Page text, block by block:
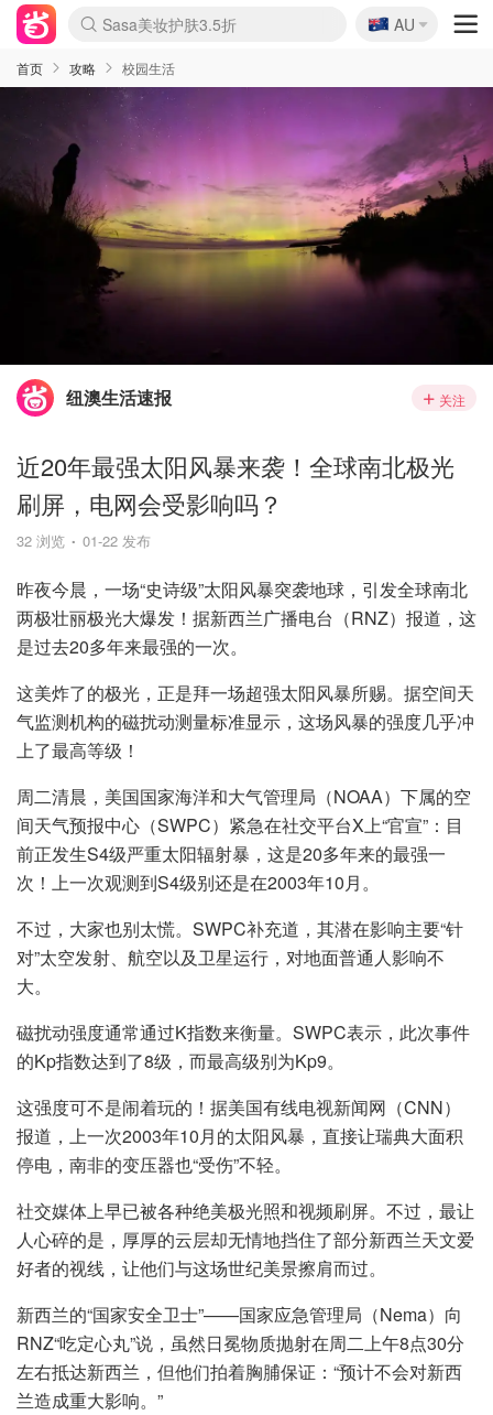
lululemon折扣上新
Sasa美妆护肤3.5折
SSENSE年中2.5折
FreshBeauty好价汇总
Cettire降价+叠9折
WWS Coles超市实拍
viagogo二手票捡漏
Myer超级周末
The Outnet奢牌1折起
David Jones 3折起
Flannels大牌1折
Perfumes Club护肤1折
AMIRO面罩$251
Amazon折扣汇总
eToro入金$200送$50
Amazon数码好物
ICONIC本周7.5折
ThedoubleF高奢地板价
Moose Knuckles 6折
丝芙兰5折起
EUFY摄像头$98
Selenichast首饰2折
Trip机票酒店促销
YSL送5件彩妆礼
Amazon家居好物
Amazon美妆护肤
雅漾大喷$8
过敏原检测盒$33
伊索独家赠50ml沐浴露
科颜氏高保湿面霜$29
SEALIFE海洋馆门票6折
丝塔芙大白罐$16
订阅Newsletter送香薰
Cult Beauty 6.8折
Harrods圣诞日历$525
LN-CC奢牌私促3折
d'Alba空姐喷雾$16
EVE LOM套装£56
Bernardelli独家4折
Adore Beauty 6折起
CT圣诞日历
Mytheresa奢品2.7折
Luxury Escapes 9折
Currentbody美容仪$881
MOON Garden Live
Roborock扫地机$649
Tingo Life水杯$24
Valentino官网5折
CR洗护套装$23
修丽可4件套$159
Myer彩妆2件7折
GANNI官网4.5折
Stylevana韩妆4折
Tessabit高奢8.5折
OGX洗发水$11
Amazon阿德莱德次日达
卡诗8.5折+赠礼
Philips Hue灯具8折
🇦🇺
AU
首页 攻略 校园生活
纽澳生活速报 关注
近20年最强太阳风暴来袭！全球南北极光
刷屏，电网会受影响吗？
32 浏览 01-22 发布
昨夜今晨，一场“史诗级”太阳风暴突袭地球，引发全球南北
两极壮丽极光大爆发！据新西兰广播电台（RNZ）报道，这
是过去20多年来最强的一次。
这美炸了的极光，正是拜一场超强太阳风暴所赐。据空间天
气监测机构的磁扰动测量标准显示，这场风暴的强度几乎冲
上了最高等级！
周二清晨，美国国家海洋和大气管理局（NOAA）下属的空
间天气预报中心（SWPC）紧急在社交平台X上“官宣”：目
前正发生S4级严重太阳辐射暴，这是20多年来的最强一
次！上一次观测到S4级别还是在2003年10月。
不过，大家也别太慌。SWPC补充道，其潜在影响主要“针
对”太空发射、航空以及卫星运行，对地面普通人影响不
大。
磁扰动强度通常通过K指数来衡量。SWPC表示，此次事件
的Kp指数达到了8级，而最高级别为Kp9。
这强度可不是闹着玩的！据美国有线电视新闻网（CNN）
报道，上一次2003年10月的太阳风暴，直接让瑞典大面积
停电，南非的变压器也“受伤”不轻。
社交媒体上早已被各种绝美极光照和视频刷屏。不过，最让
人心碎的是，厚厚的云层却无情地挡住了部分新西兰天文爱
好者的视线，让他们与这场世纪美景擦肩而过。
新西兰的“国家安全卫士”——国家应急管理局（Nema）向
RNZ“吃定心丸”说，虽然日冕物质抛射在周二上午8点30分
左右抵达新西兰，但他们拍着胸脯保证：“预计不会对新西
兰造成重大影响。”